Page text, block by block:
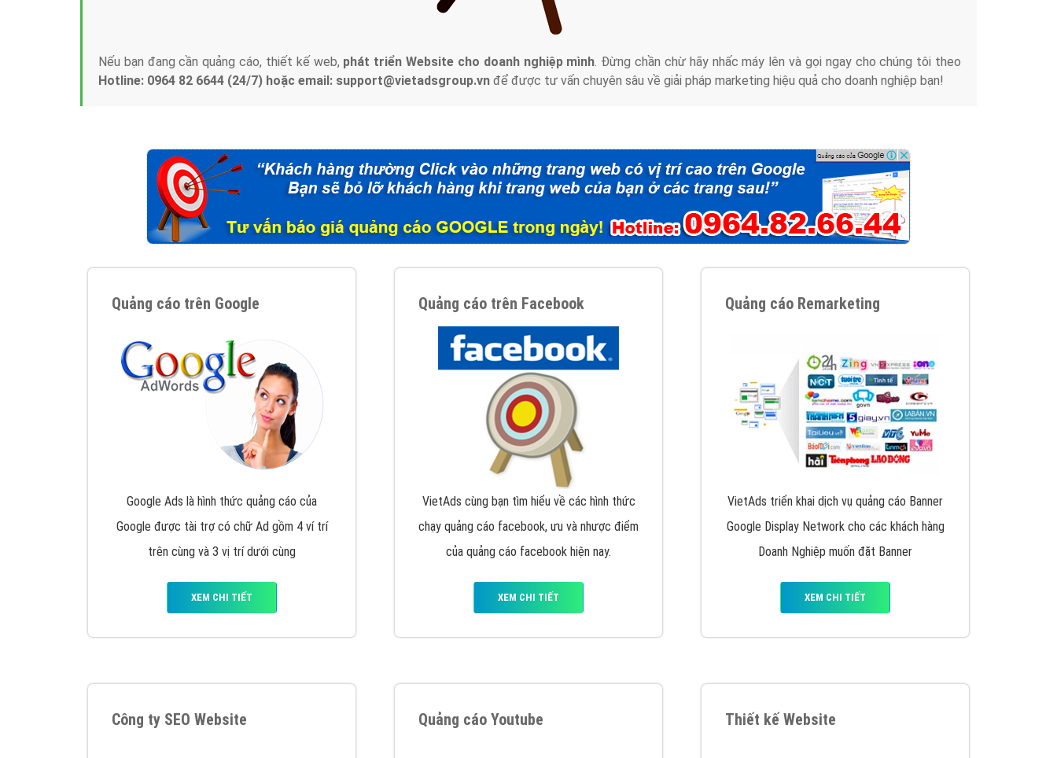
Nếu bạn đang cần quảng cáo, thiết kế web, phát triển Website cho doanh nghiệp mình . Đừng chần chừ hãy nhấc máy lên và gọi ngay cho chúng tôi theo
Hotline: 0964 82 6644 (24/7) hoặc email: support@vietadsgroup.vn để được tư vấn chuyên sâu về giải pháp marketing hiệu quả cho doanh nghiệp bạn!
Quảng cáo trên Google
Google Ads là hình thức quảng cáo của
Google được tài trợ có chữ Ad gồm 4 ví trí
trên cùng và 3 vị trí dưới cùng
XEM CHI TIẾT
Quảng cáo trên Facebook
VietAds cùng bạn tìm hiểu về các hình thức
chạy quảng cáo facebook, ưu và nhược điểm
của quảng cáo facebook hiện nay.
XEM CHI TIẾT
Quảng cáo Remarketing
VietAds triển khai dịch vụ quảng cáo Banner
Google Display Network cho các khách hàng
Doanh Nghiệp muốn đặt Banner
XEM CHI TIẾT
Công ty SEO Website Quảng cáo Youtube Thiết kế Website